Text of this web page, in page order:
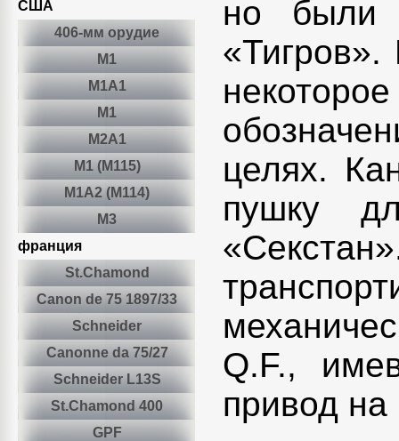
США
406-мм орудие
M1
М1А1
М1
М2А1
М1 (М115)
М1А2 (М114)
М3
франция
St.Chamond
Canon de 75 1897/33
Schneider
Canonne da 75/27
Schneider L13S
St.Chamond 400
GPF
но были
целях.
пушку
Q.F.,
привод на